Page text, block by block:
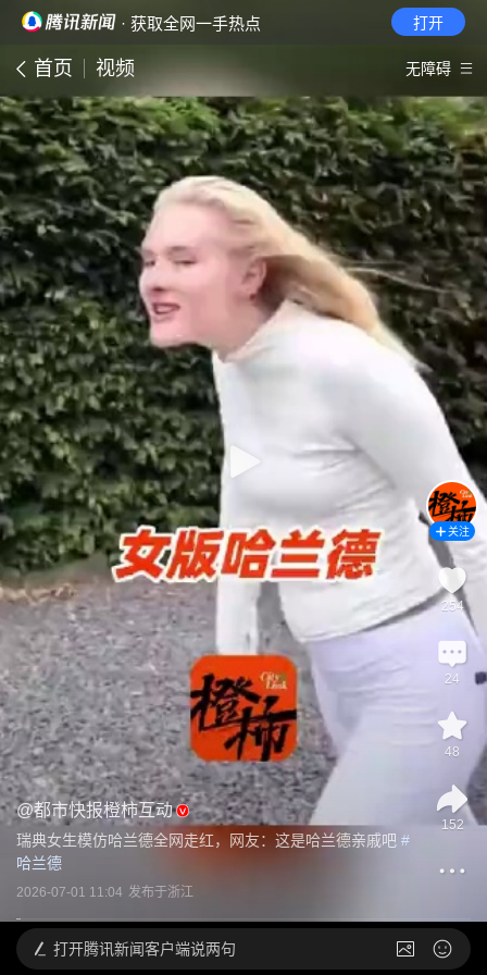
· 获取全网一手热点 打开
首页 视频 无障碍
@都市快报橙柿互动
瑞典女生模仿哈兰德全网走红，网友：这是哈兰德亲戚吧 #
哈兰德
2026-07-01 11:04 发布于浙江
关注
254
24
48
152
打开腾讯新闻客户端说两句